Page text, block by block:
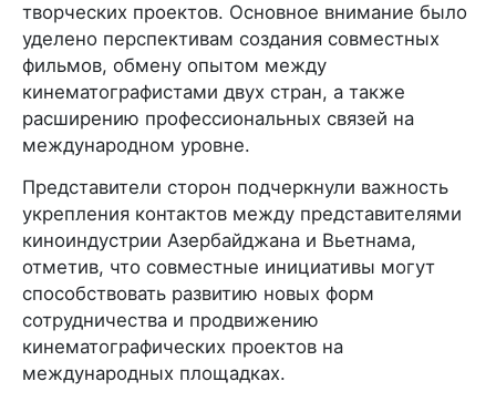
творческих проектов. Основное внимание было
уделено перспективам создания совместных
фильмов, обмену опытом между
кинематографистами двух стран, а также
расширению профессиональных связей на
международном уровне.
Представители сторон подчеркнули важность
укрепления контактов между представителями
киноиндустрии Азербайджана и Вьетнама,
отметив, что совместные инициативы могут
способствовать развитию новых форм
сотрудничества и продвижению
кинематографических проектов на
международных площадках.